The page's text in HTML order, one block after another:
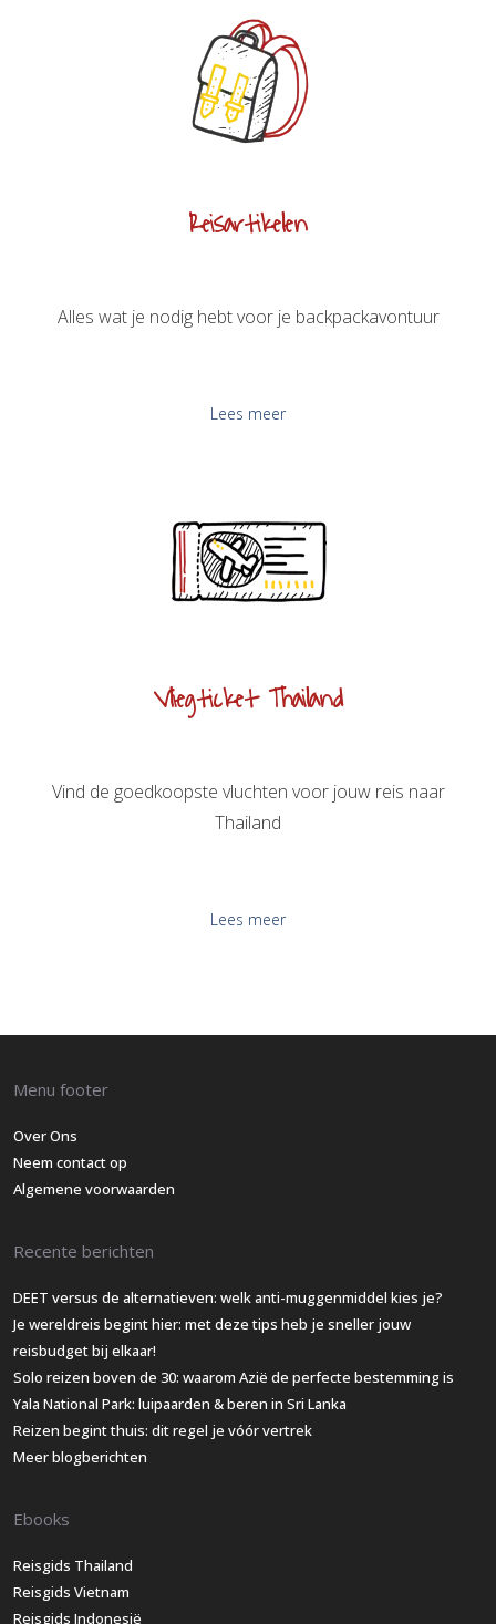
Reisartikelen
Alles wat je nodig hebt voor je backpackavontuur
Lees meer
Vliegticket Thailand
Vind de goedkoopste vluchten voor jouw reis naar
Thailand
Lees meer
Menu footer
Over Ons
Neem contact op
Algemene voorwaarden
Recente berichten
DEET versus de alternatieven: welk anti-muggenmiddel kies je?
Je wereldreis begint hier: met deze tips heb je sneller jouw
reisbudget bij elkaar!
Solo reizen boven de 30: waarom Azië de perfecte bestemming is
Yala National Park: luipaarden & beren in Sri Lanka
Reizen begint thuis: dit regel je vóór vertrek
Meer blogberichten
Ebooks
Reisgids Thailand
Reisgids Vietnam
Reisgids Indonesië